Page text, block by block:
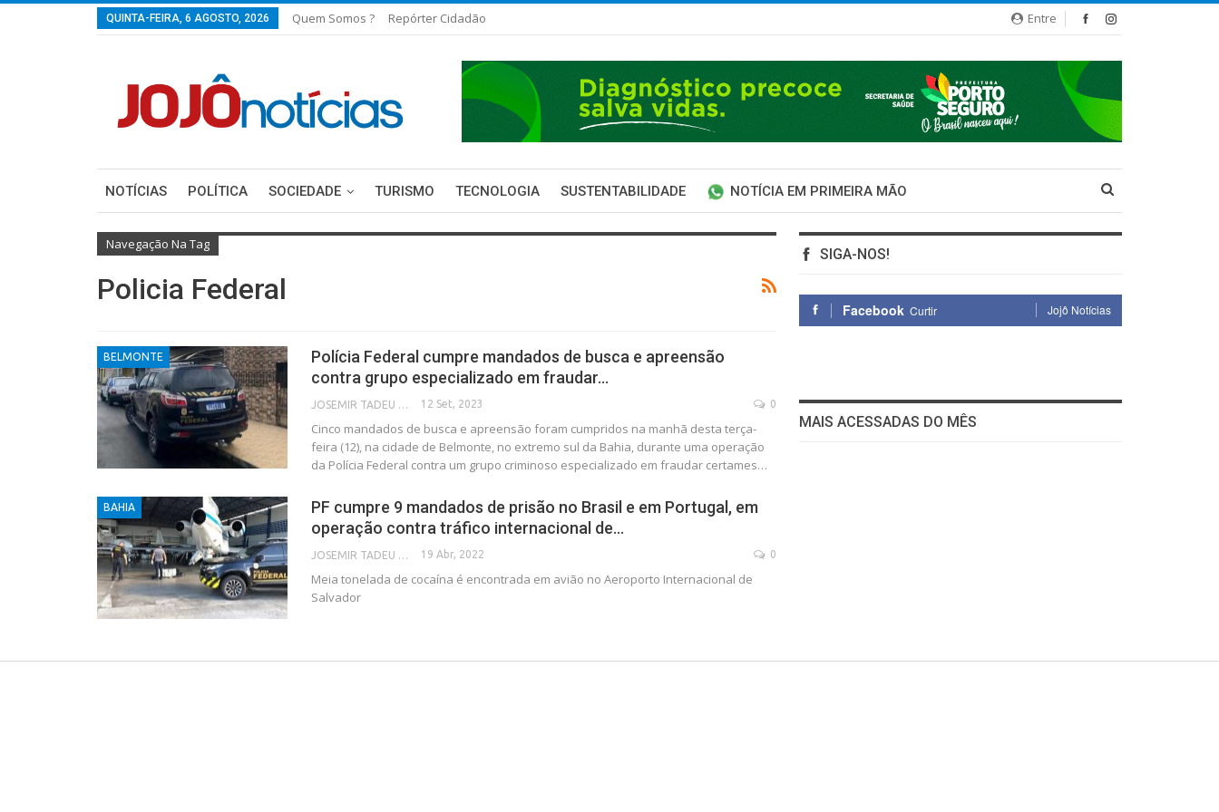
Entre
QUINTA-FEIRA, 6 AGOSTO, 2026 Quem Somos ? Repórter Cidadão
NOTÍCIAS POLÍTICA SOCIEDADE TURISMO TECNOLOGIA SUSTENTABILIDADE NOTÍCIA EM PRIMEIRA MÃO
Navegação Na Tag
Policia Federal
BELMONTE
Polícia Federal cumpre mandados de busca e apreensão
contra grupo especializado em fraudar…
JOSEMIR TADEU FONSECA 12 Set, 2023 0
Cinco mandados de busca e apreensão foram cumpridos na manhã desta terça-
feira (12), na cidade de Belmonte, no extremo sul da Bahia, durante uma operação
da Polícia Federal contra um grupo criminoso especializado em fraudar certames…
BAHIA
PF cumpre 9 mandados de prisão no Brasil e em Portugal, em
operação contra tráfico internacional de…
JOSEMIR TADEU FONSECA 19 Abr, 2022 0
Meia tonelada de cocaína é encontrada em avião no Aeroporto Internacional de
Salvador
SIGA-NOS!
Facebook Curtir Jojô Notícias
MAIS ACESSADAS DO MÊS